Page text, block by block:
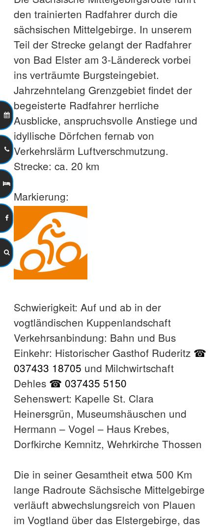
den trainierten Radfahrer durch die
sächsischen Mittelgebirge. In unserem
Teil der Strecke gelangt der Radfahrer
von Bad Elster am 3-Ländereck vorbei
ins verträumte Burgsteingebiet.
Jahrzehntelang Grenzgebiet findet der
begeisterte Radfahrer herrliche
Ausblicke, anspruchsvolle Anstiege und
idyllische Dörfchen fernab von
Verkehrslärm Luftverschmutzung.
Strecke: ca. 20 km
Markierung:
Schwierigkeit: Auf und ab in der
vogtländischen Kuppenlandschaft
Verkehrsanbindung: Bahn und Bus
Einkehr: Historischer Gasthof Ruderitz ☎
037433 18705 und Milchwirtschaft
Dehles ☎ 037435 5150
Sehenswert: Kapelle St. Clara
Heinersgrün, Museumshäuschen und
Hermann – Vogel – Haus Krebes,
Dorfkirche Kemnitz, Wehrkirche Thossen
Die in seiner Gesamtheit etwa 500 Km
lange Radroute Sächsische Mittelgebirge
verläuft abwechslungsreich von Plauen
im Vogtland über das Elstergebirge, das